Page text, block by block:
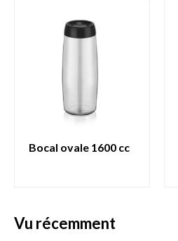
bocal ovale 1600 cc
vu récemment